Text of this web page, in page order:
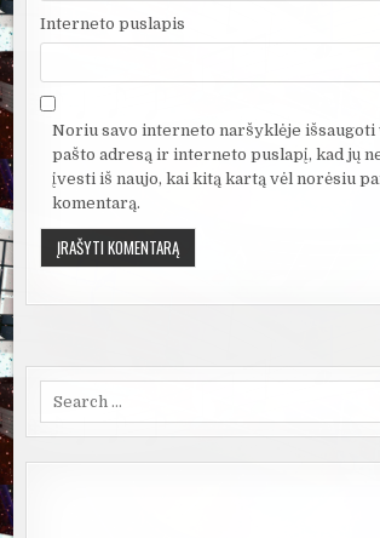
Interneto puslapis
Noriu savo interneto naršyklėje išsaugoti
pašto adresą ir interneto puslapį, kad jų
įvesti iš naujo, kai kitą kartą vėl norėsiu
komentarą.